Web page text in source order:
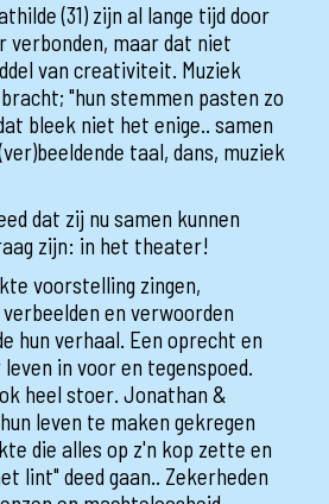
(31) zijn al lange tijd door
verbonden, maar dat niet
van creativiteit. Muziek
"hun stemmen pasten zo
bleek niet het enige.. samen
taal, dans, muziek
dat zij nu samen kunnen
zijn: in het theater!
voorstelling zingen,
en verwoorden
hun verhaal. Een oprecht en
in voor en tegenspoed.
heel stoer. Jonathan &
leven te maken gekregen
die alles op z'n kop zette en
lint" deed gaan.. Zekerheden